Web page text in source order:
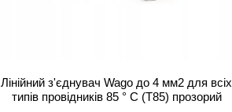
Лінійний з'єднувач Wago до 4 мм2 для всіх
типів провідників 85 ° C (T85) прозорий